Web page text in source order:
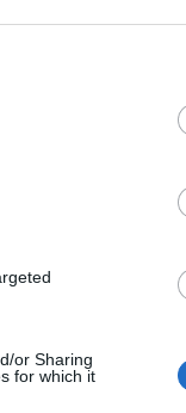
or Sharing
for which it